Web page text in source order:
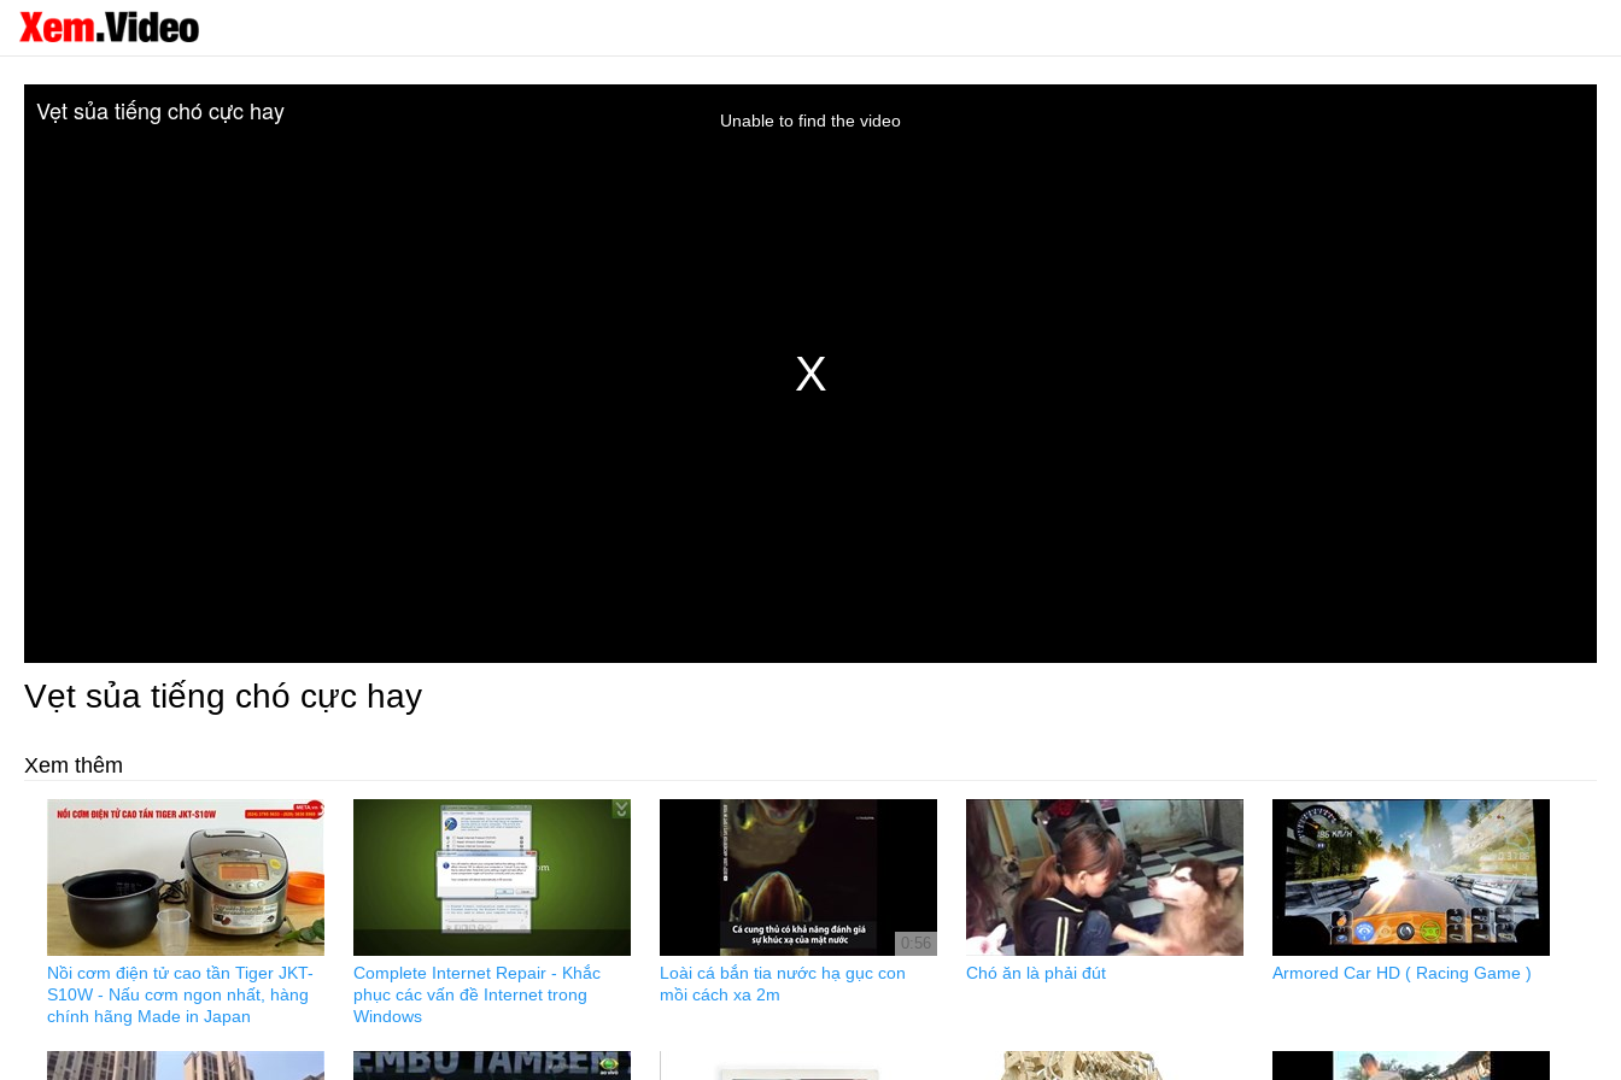
Unable to find the video
Vẹt sủa tiếng chó cực hay
Vẹt sủa tiếng chó cực hay
Xem thêm
Nồi cơm điện tử cao tần Tiger JKT-
S10W - Nấu cơm ngon nhất, hàng
chính hãng Made in Japan
Complete Internet Repair - Khắc
phục các vấn đề Internet trong
Windows
0:56
Loài cá bắn tia nước hạ gục con
mồi cách xa 2m
Chó ăn là phải đút Armored Car HD ( Racing Game )